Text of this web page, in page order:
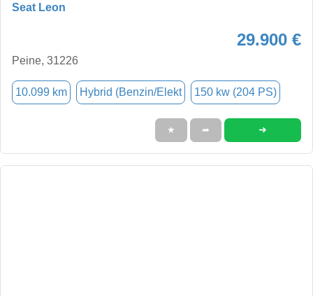
Seat Leon
29.900 €
Peine, 31226
10.099 km Hybrid (Benzin/Elekt 150 kw (204 PS)
★ ➦ ➜